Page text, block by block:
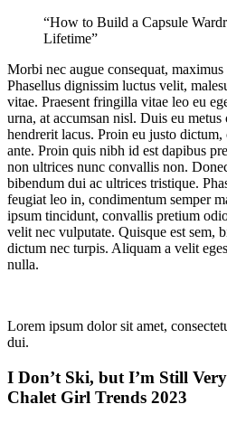
“How to Build a Capsule
Lifetime”
Morbi nec augue consequat,
Phasellus dignissim luctus velit,
vitae. Praesent fringilla vitae leo eu
urna, at accumsan nisl. Duis eu
hendrerit lacus. Proin eu justo
ante. Proin quis nibh id est dapibus
non ultrices nunc convallis non.
bibendum dui ac ultrices tristique.
feugiat leo in, condimentum semper
ipsum tincidunt, convallis pretium
velit nec vulputate. Quisque est sem,
dictum nec turpis. Aliquam a velit
nulla.
Lorem ipsum dolor sit amet,
dui.
I Don’t Ski, but I’m Still
Chalet Girl Trends 2023